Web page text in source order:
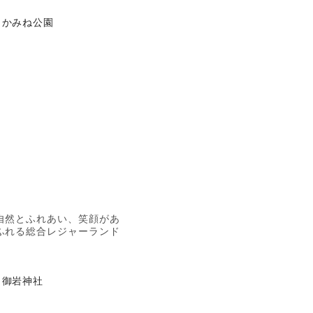
かみね公園
然とふれあい、笑顔があ
れる総合レジャーランド
御岩神社